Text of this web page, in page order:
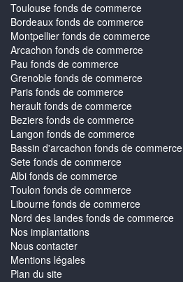
Toulouse fonds de commerce
Bordeaux fonds de commerce
Montpellier fonds de commerce
Arcachon fonds de commerce
Pau fonds de commerce
Grenoble fonds de commerce
Paris fonds de commerce
herault fonds de commerce
Beziers fonds de commerce
Langon fonds de commerce
Bassin d'arcachon fonds de commerce
Sete fonds de commerce
Albi fonds de commerce
Toulon fonds de commerce
Libourne fonds de commerce
Nord des landes fonds de commerce
Nos implantations
Nous contacter
Mentions légales
Plan du site